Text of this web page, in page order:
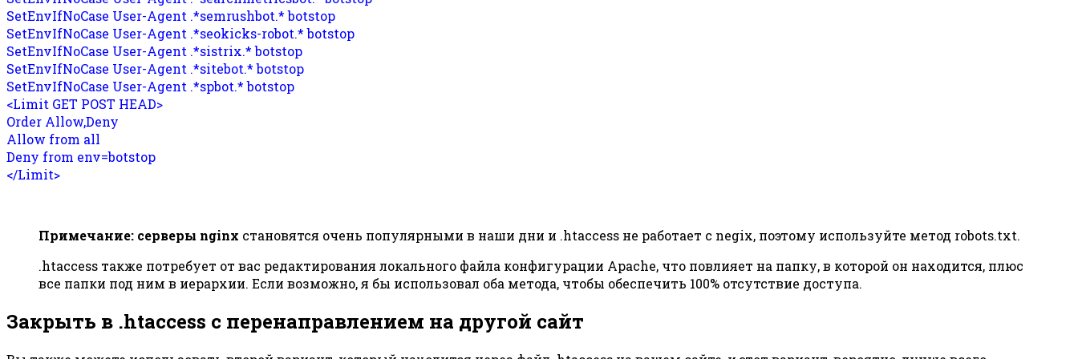
SetEnvIfNoCase User-Agent .*semrushbot.* botstop
SetEnvIfNoCase User-Agent .*seokicks-robot.* botstop
SetEnvIfNoCase User-Agent .*sistrix.* botstop
SetEnvIfNoCase User-Agent .*sitebot.* botstop
SetEnvIfNoCase User-Agent .*spbot.* botstop
<Limit GET POST HEAD>
Order Allow,Deny
Allow from all
Deny from env=botstop
</Limit>
Примечание: серверы nginx становятся очень популярными в наши дни и .htaccess не работает с negix, поэтому используйте метод robots.txt.
.htaccess также потребует от вас редактирования локального файла конфигурации Apache, что повлияет на папку, в которой он находится, плюс
все папки под ним в иерархии. Если возможно, я бы использовал оба метода, чтобы обеспечить 100% отсутствие доступа.
Закрыть в .htaccess с перенаправлением на другой сайт